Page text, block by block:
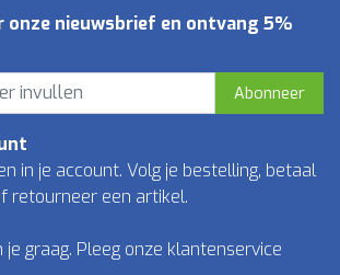
onze nieuwsbrief en ontvang 5%
Abonneer
in je account. Volg je bestelling, betaal
retourneer een artikel.
je graag. Pleeg onze klantenservice